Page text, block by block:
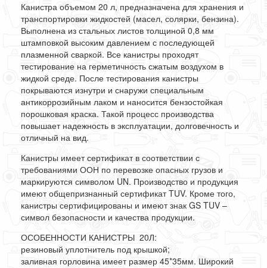
Канистра объемом 20 л, предназначена для хранения и
транспортировки жидкостей (масел, солярки, бензина).
Выполнена из стальных листов толщиной 0,8 мм
штамповкой высоким давлением с последующей
плазменной сваркой. Все канистры проходят
тестирование на герметичность сжатым воздухом в
жидкой среде. После тестирования канистры
покрываются изнутри и снаружи специальным
антикоррозийным лаком и наносится бензостойкая
порошковая краска. Такой процесс производства
повышает надежность в эксплуатации, долговечность и
отличный на вид.
Канистры имеет сертификат в соответствии с
требованиями ООН по перевозке опасных грузов и
маркируются символом UN. Производство и продукция
имеют общепризнанный сертификат TUV. Кроме того,
канистры сертифицированы и имеют знак GS TUV –
символ безопасности и качества продукции.
ОСОБЕННОСТИ КАНИСТРЫ 20Л:
резиновый уплотнитель под крышкой;
заливная горловина имеет размер 45*35мм. Широкий